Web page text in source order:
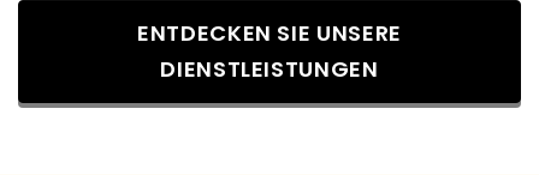
ENTDECKEN SIE UNSERE
DIENSTLEISTUNGEN